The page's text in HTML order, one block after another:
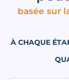
basée sur
À CHAQUE